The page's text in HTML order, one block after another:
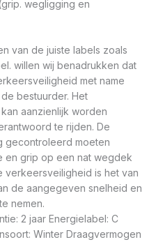
wegligging en
van de juiste labels zoals
willen wij benadrukken dat
met name
bestuurder. Het
aanzienlijk worden
te rijden. De
gecontroleerd moeten
en grip op een nat wegdek
verkeersveiligheid is het van
de aangegeven snelheid en
nemen.
2 jaar Energielabel: C
Winter Draagvermogen